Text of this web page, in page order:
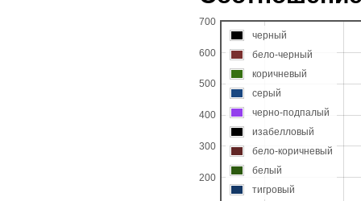
200
300
400
500
600
700
черный
бело-черный
коричневый
серый
черно-подпалый
изабелловый
бело-коричневый
белый
тигровый